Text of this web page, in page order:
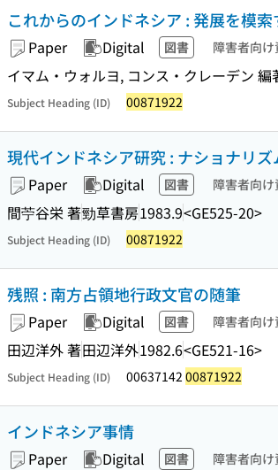
これからのインドネシア : 発展を模
Paper Digital 図書 障害者向け
イマム・ウォルヨ, コンス・クレーデン 編
Subject Heading (ID) 00871922
現代インドネシア研究 : ナショナリ
Paper Digital 図書 障害者向け
間苧谷栄 著勁草書房1983.9<GE525-20>
Subject Heading (ID) 00871922
残照 : 南方占領地行政文官の随筆
Paper Digital 図書 障害者向け
田辺洋外 著田辺洋外1982.6<GE521-16>
Subject Heading (ID) 00637142 00871922
インドネシア事情
Paper Digital 図書 障害者向け